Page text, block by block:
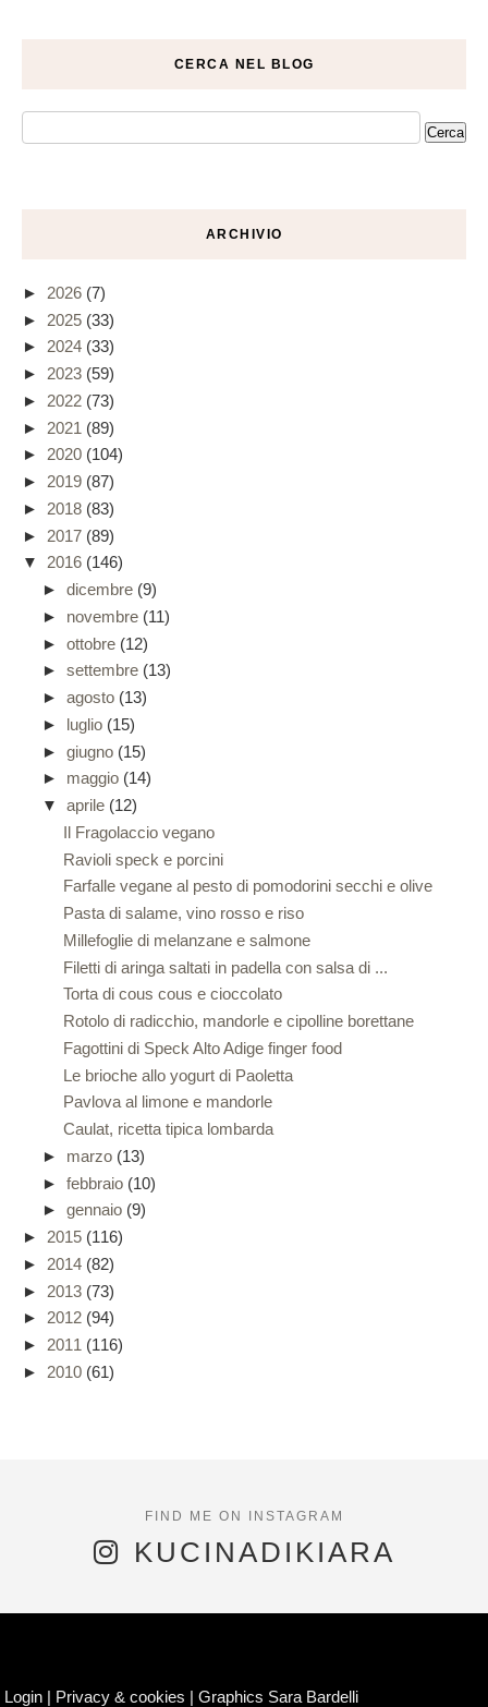
CERCA NEL BLOG
ARCHIVIO
► 2026 (7)
► 2025 (33)
► 2024 (33)
► 2023 (59)
► 2022 (73)
► 2021 (89)
► 2020 (104)
► 2019 (87)
► 2018 (83)
► 2017 (89)
▼ 2016 (146)
► dicembre (9)
► novembre (11)
► ottobre (12)
► settembre (13)
► agosto (13)
► luglio (15)
► giugno (15)
► maggio (14)
▼ aprile (12)
Il Fragolaccio vegano
Ravioli speck e porcini
Farfalle vegane al pesto di pomodorini secchi e olive
Pasta di salame, vino rosso e riso
Millefoglie di melanzane e salmone
Filetti di aringa saltati in padella con salsa di ...
Torta di cous cous e cioccolato
Rotolo di radicchio, mandorle e cipolline borettane
Fagottini di Speck Alto Adige finger food
Le brioche allo yogurt di Paoletta
Pavlova al limone e mandorle
Caulat, ricetta tipica lombarda
► marzo (13)
► febbraio (10)
► gennaio (9)
► 2015 (116)
► 2014 (82)
► 2013 (73)
► 2012 (94)
► 2011 (116)
► 2010 (61)
KUCINADIKIARA
Login | Privacy & cookies |Graphics Sara Bardelli